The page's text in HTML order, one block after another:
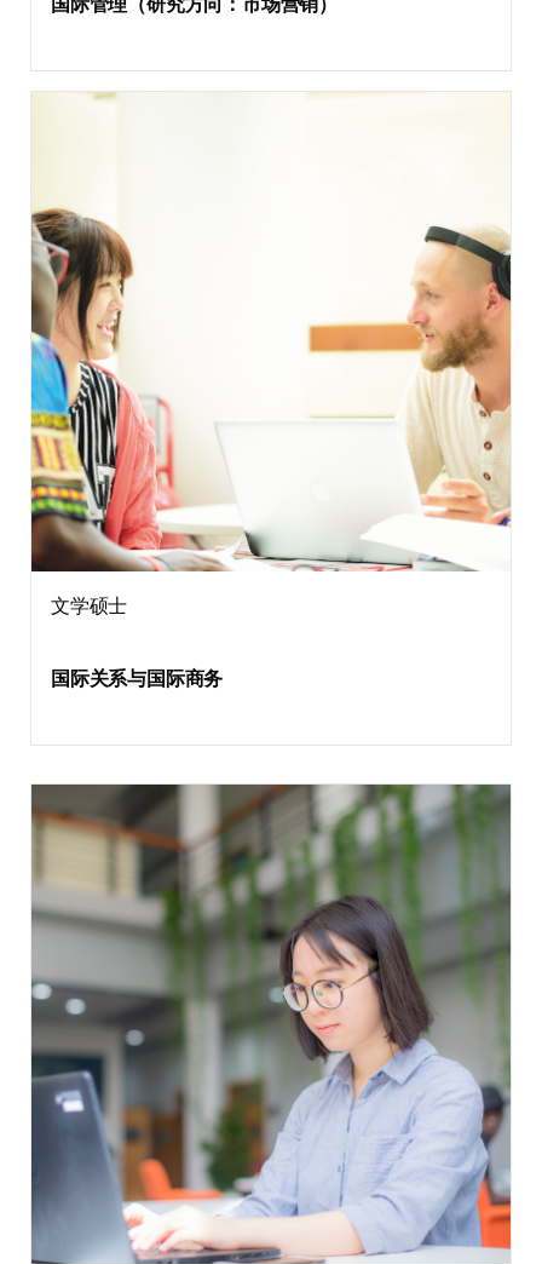
国际管理（研究方向：市场营销）
文学硕士
国际关系与国际商务